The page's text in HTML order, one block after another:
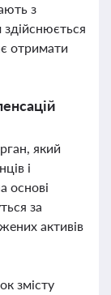
з
отримати
який
і
основі
за
активів
змісту